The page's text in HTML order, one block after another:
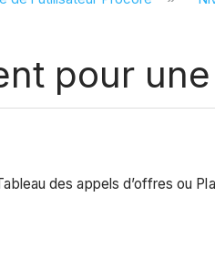
pour
des appels d’offres ou